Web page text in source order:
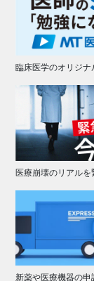
臨床医学のオリジナ
医療崩壊のリアルを
新薬や医療機器の申